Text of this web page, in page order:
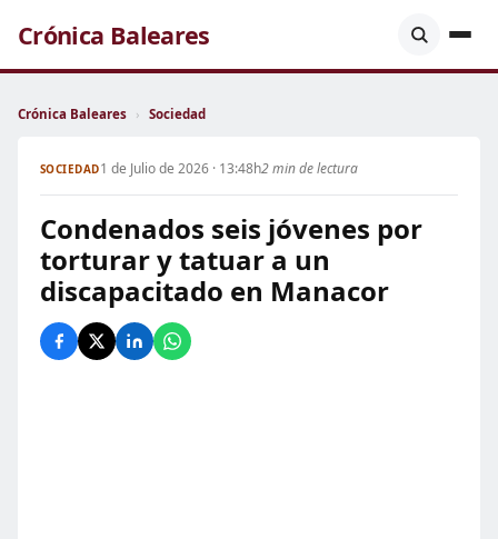
Crónica Baleares
Crónica Baleares › Sociedad
SOCIEDAD1 de Julio de 2026 · 13:48h2 min de lectura
Condenados seis jóvenes por
torturar y tatuar a un
discapacitado en Manacor